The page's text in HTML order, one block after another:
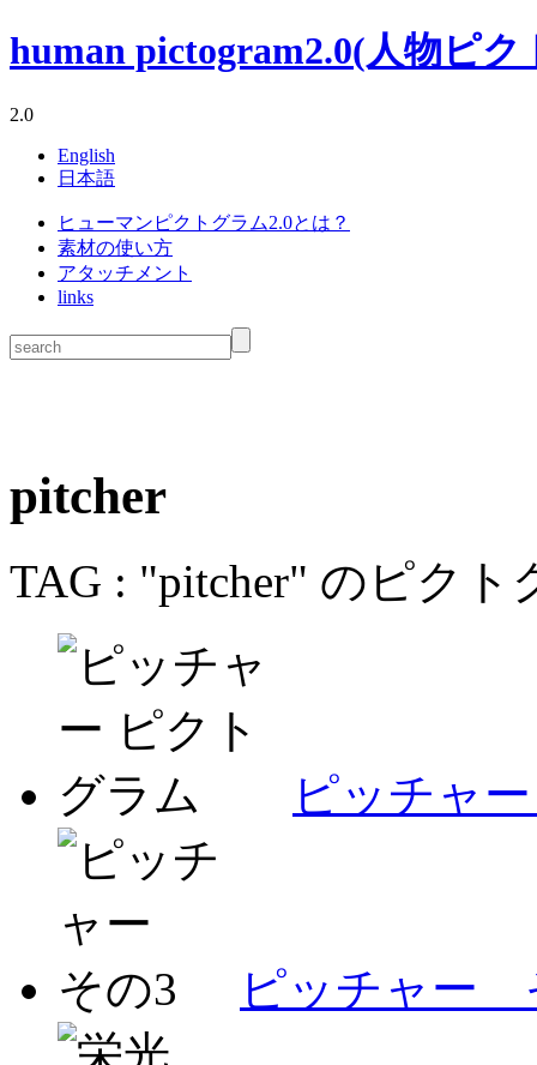
human pictogram2.0(人物ピ
2.0
English
日本語
ヒューマンピクトグラム2.0とは？
素材の使い方
アタッチメント
links
pitcher
TAG : "pitcher" のピクト
ピッチャ
ピッチャー